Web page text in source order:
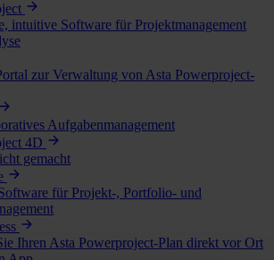
Veenendaal, Nederland
Rechts 88, B-9000 Gent, België
intuitive Software für Projektmanagement
zur Verwaltung von Asta Powerproject-
Aufgabenmanagement
4D
gemacht
für Projekt-, Portfolio- und
Ihren Asta Powerproject-Plan direkt vor Ort